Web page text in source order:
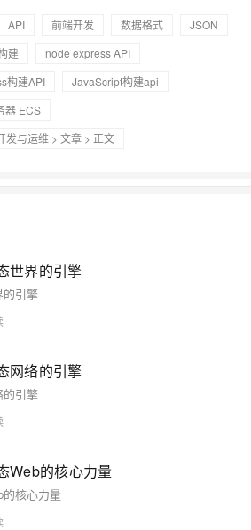
API 前端开发 数据格式
JSON
建
node express API
构建API
JavaScript构建api
器 ECS
发与运维 > 文章 > 正文
世界的引擎
引擎
网络的引擎
引擎
Web的核心力量
核心力量